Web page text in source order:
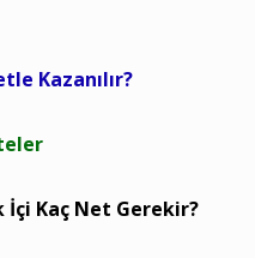
Kazanılır?
Kaç Net Gerekir?